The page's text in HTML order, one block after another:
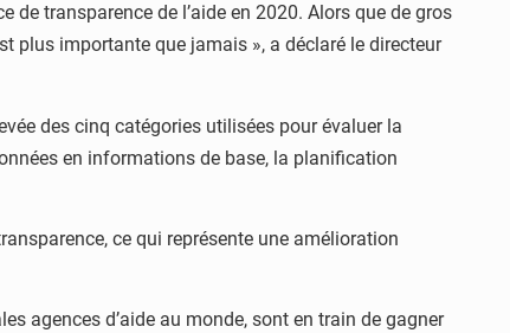
transparence de l’aide en 2020. Alors que de gros
plus importante que jamais », a déclaré le directeur
des cinq catégories utilisées pour évaluer la
en informations de base, la planification
ce qui représente une amélioration
agences d’aide au monde, sont en train de gagner